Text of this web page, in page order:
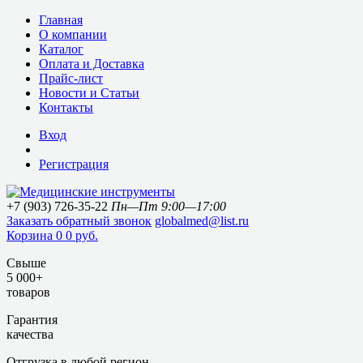
Главная
О компании
Каталог
Оплата и Доставка
Прайс-лист
Новости и Статьи
Контакты
Вход
Регистрация
+7 (903) 726-35-22 Пн—Пт 9:00—17:00
Заказать обратный звонок globalmed@list.ru
Корзина 0 0 руб.
Свыше
5 000+
товаров
Гарантия
качества